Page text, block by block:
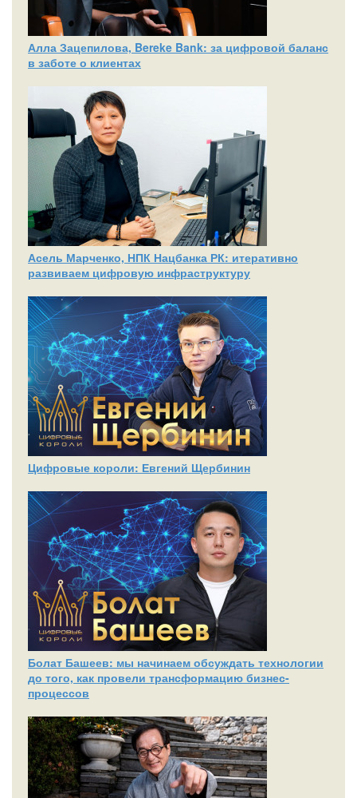
Алла Зацепилова, Bereke Bank: за цифровой баланс
в заботе о клиентах
Асель Марченко, НПК Нацбанка РК: итеративно
развиваем цифровую инфраструктуру
Цифровые короли: Евгений Щербинин
Болат Башеев: мы начинаем обсуждать технологии
до того, как провели трансформацию бизнес-
процессов